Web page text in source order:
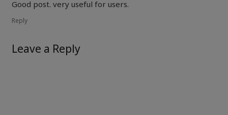
Good post. very useful for users.
Reply
Leave a Reply